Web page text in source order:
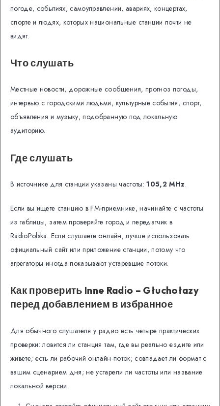
погоде, событиях, самоуправлении, авариях, концертах,
спорте и людях, которых национальные станции почти не
видят.
Что слушать
Местные новости, дорожные сообщения, прогноз погоды,
интервью с городскими людьми, культурные события, спорт,
объявления и музыку, подобранную под локальную
аудиторию.
Где слушать
В источнике для станции указаны частоты:105,2 MHz.
Если вы ищете станцию в FM-приемнике, начинайте с частоты
из таблицы, затем проверяйте город и передатчик в
RadioPolska. Если слушаете онлайн, лучше использовать
официальный сайт или приложение станции, потому что
агрегаторы иногда показывают устаревшие потоки.
Как проверить Inne Radio – Głuchołazy
перед добавлением в избранное
Для обычного слушателя у радио есть четыре практических
проверки: ловится ли станция там, где вы реально ездите или
живете; есть ли рабочий онлайн-поток; совпадает ли формат с
вашим сценарием дня; не устарели ли частоты или название
локальной версии.